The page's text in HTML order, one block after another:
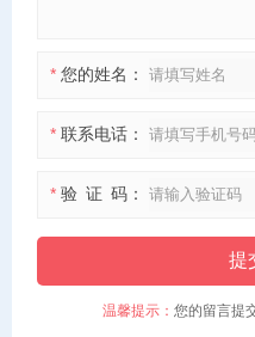
*您的姓名：
*联系电话：
*验 证 码：
提
温馨提示： 您的留言提